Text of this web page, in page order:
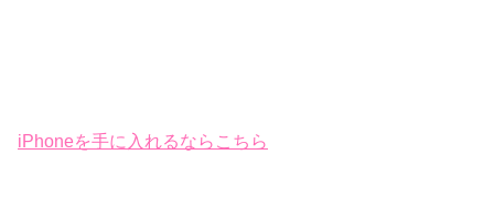
iPhoneを手に入れるならこちら